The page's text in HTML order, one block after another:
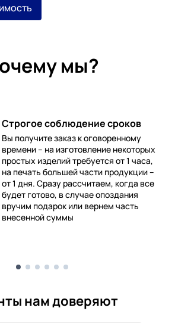
мы?
Строгое соблюдение сроков
Вы получите заказ к оговоренному
времени – на изготовление некоторых
простых изделий требуется от 1 часа,
на печать большей части продукции –
от 1 дня. Сразу рассчитаем, когда все
будет готово, в случае опоздания
вручим подарок или вернем часть
внесенной суммы
нам доверяют